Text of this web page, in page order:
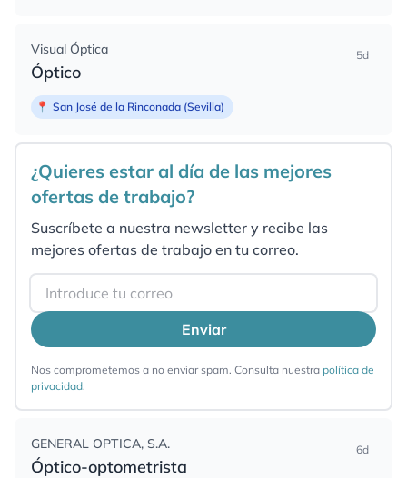
Visual Óptica
Óptico
5d
📍 San José de la Rinconada (Sevilla)
¿Quieres estar al día de las mejores
ofertas de trabajo?
Suscríbete a nuestra newsletter y recibe las
mejores ofertas de trabajo en tu correo.
Email
Enviar
Nos comprometemos a no enviar spam. Consulta nuestra política de
privacidad.
GENERAL OPTICA, S.A.
Óptico-optometrista
6d